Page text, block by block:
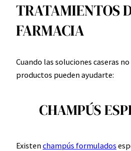
TRATAMIENTOS
FARMACIA
Cuando las soluciones caseras
productos pueden ayudarte:
CHAMPÚS
Existenchampús formulados